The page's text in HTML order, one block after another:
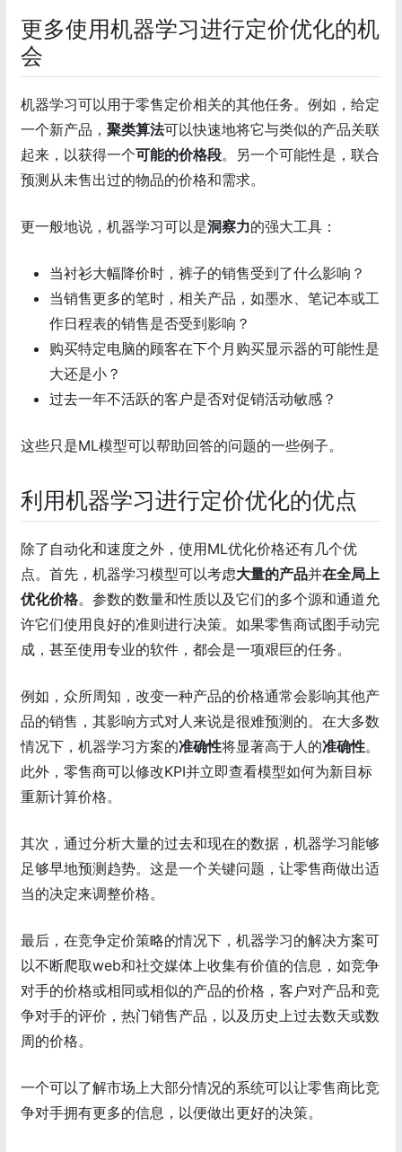
更多使用机器学习进行定价优化的机
会
机器学习可以用于零售定价相关的其他任务。例如，给定
一个新产品， 聚类算法可以快速地将它与类似的产品关联
起来，以获得一个可能的价格段。另一个可能性是，联合
预测从未售出过的物品的价格和需求。
更一般地说，机器学习可以是洞察力的强大工具：
当衬衫大幅降价时，裤子的销售受到了什么影响？
当销售更多的笔时，相关产品，如墨水、笔记本或工
作日程表的销售是否受到影响？
购买特定电脑的顾客在下个月购买显示器的可能性是
大还是小？
过去一年不活跃的客户是否对促销活动敏感？
这些只是ML模型可以帮助回答的问题的一些例子。
利用机器学习进行定价优化的优点
除了自动化和速度之外，使用ML优化价格还有几个优
点。首先，机器学习模型可以考虑大量的产品并在全局上
优化价格。参数的数量和性质以及它们的多个源和通道允
许它们使用良好的准则进行决策。如果零售商试图手动完
成，甚至使用专业的软件，都会是一项艰巨的任务。
例如，众所周知，改变一种产品的价格通常会影响其他产
品的销售，其影响方式对人来说是很难预测的。在大多数
情况下，机器学习方案的准确性将显著高于人的准确性。
此外，零售商可以修改KPI并立即查看模型如何为新目标
重新计算价格。
其次，通过分析大量的过去和现在的数据，机器学习能够
足够早地预测趋势。这是一个关键问题，让零售商做出适
当的决定来调整价格。
最后，在竞争定价策略的情况下，机器学习的解决方案可
以不断爬取web和社交媒体上收集有价值的信息，如竞争
对手的价格或相同或相似的产品的价格，客户对产品和竞
争对手的评价，热门销售产品，以及历史上过去数天或数
周的价格。
一个可以了解市场上大部分情况的系统可以让零售商比竞
争对手拥有更多的信息，以便做出更好的决策。